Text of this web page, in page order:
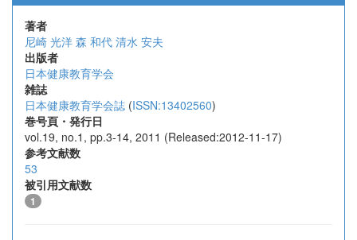
著者
尼崎 光洋 森 和代 清水 安夫
出版者
日本健康教育学会
雑誌
日本健康教育学会誌 (ISSN:13402560)
巻号頁・発行日
vol.19, no.1, pp.3-14, 2011 (Released:2012-11-17)
参考文献数
53
被引用文献数
1